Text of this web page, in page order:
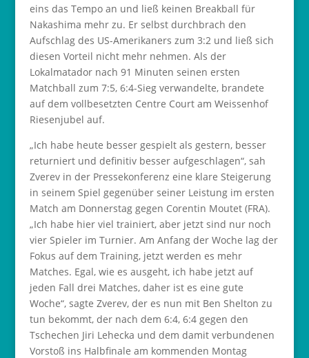
eins das Tempo an und ließ keinen Breakball für
Nakashima mehr zu. Er selbst durchbrach den
Aufschlag des US-Amerikaners zum 3:2 und ließ sich
diesen Vorteil nicht mehr nehmen. Als der
Lokalmatador nach 91 Minuten seinen ersten
Matchball zum 7:5, 6:4-Sieg verwandelte, brandete
auf dem vollbesetzten Centre Court am Weissenhof
Riesenjubel auf.
„Ich habe heute besser gespielt als gestern, besser
returniert und definitiv besser aufgeschlagen“, sah
Zverev in der Pressekonferenz eine klare Steigerung
in seinem Spiel gegenüber seiner Leistung im ersten
Match am Donnerstag gegen Corentin Moutet (FRA).
„Ich habe hier viel trainiert, aber jetzt sind nur noch
vier Spieler im Turnier. Am Anfang der Woche lag der
Fokus auf dem Training, jetzt werden es mehr
Matches. Egal, wie es ausgeht, ich habe jetzt auf
jeden Fall drei Matches, daher ist es eine gute
Woche“, sagte Zverev, der es nun mit Ben Shelton zu
tun bekommt, der nach dem 6:4, 6:4 gegen den
Tschechen Jiri Lehecka und dem damit verbundenen
Vorstoß ins Halbfinale am kommenden Montag